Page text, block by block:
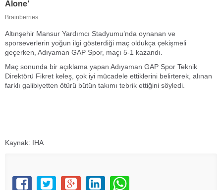
Altınşehir Mansur Yardımcı Stadyumu’nda oynanan ve
sporseverlerin yoğun ilgi gösterdiği maç oldukça çekişmeli
geçerken, Adıyaman GAP Spor, maçı 5-1 kazandı.
Maç sonunda bir açıklama yapan Adıyaman GAP Spor Teknik
Direktörü Fikret keleş, çok iyi mücadele ettiklerini belirterek, alınan
farklı galibiyetten ötürü bütün takımı tebrik ettiğini söyledi.
Kaynak: IHA